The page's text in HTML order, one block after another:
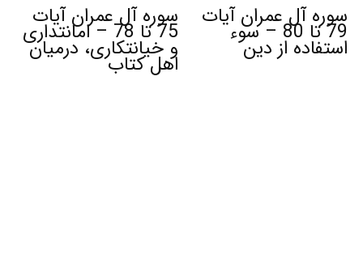
سوره آل عمران آیات
79 تا 80 – سوء
استفاده از دین
سوره آل عمران آیات
75 تا 78 – امانتداری
و خیانتکاری، درمیان
اهل کتاب